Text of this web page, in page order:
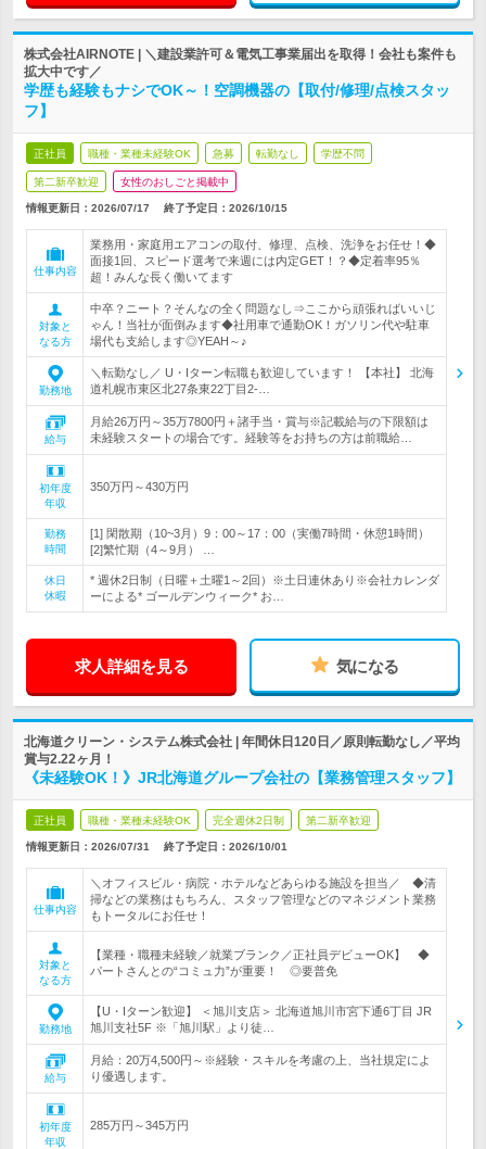
株式会社AIRNOTE | ＼建設業許可＆電気工事業届出を取得！会社も案件も
拡大中です／
学歴も経験もナシでOK～！空調機器の【取付/修理/点検スタッ
フ】
正社員 職種・業種未経験OK 急募 転勤なし 学歴不問
第二新卒歓迎 女性のおしごと掲載中
情報更新日：2026/07/17 終了予定日： 2026/10/15
仕事内容
業務用・家庭用エアコンの取付、修理、点検、洗浄をお任せ！◆
面接1回、スピード選考で来週には内定GET！？◆定着率95％
超！みんな長く働いてます
対象と
なる方
中卒？ニート？そんなの全く問題なし⇒ここから頑張ればいいじ
ゃん！当社が面倒みます◆社用車で通勤OK！ガソリン代や駐車
場代も支給します◎YEAH～♪
勤務地
＼転勤なし／ U・Iターン転職も歓迎しています！ 【本社】 北海
道札幌市東区北27条東22丁目2-…
給与
月給26万円～35万7800円＋諸手当・賞与※記載給与の下限額は
未経験スタートの場合です。経験等をお持ちの方は前職給…
初年度
年収
350万円～430万円
勤務
時間
[1] 閑散期（10~3月）9：00～17：00（実働7時間・休憩1時間）
[2]繁忙期（4～9月） …
休日
休暇
* 週休2日制（日曜＋土曜1～2回）※土日連休あり※会社カレンダ
ーによる* ゴールデンウィーク* お…
求人詳細を見る 気になる
北海道クリーン・システム株式会社 | 年間休日120日／原則転勤なし／平均
賞与2.22ヶ月！
《未経験OK！》JR北海道グループ会社の【業務管理スタッフ】
正社員 職種・業種未経験OK 完全週休2日制 第二新卒歓迎
情報更新日：2026/07/31 終了予定日： 2026/10/01
仕事内容
＼オフィスビル・病院・ホテルなどあらゆる施設を担当／ ◆清
掃などの業務はもちろん、スタッフ管理などのマネジメント業務
もトータルにお任せ！
対象と
なる方
【業種・職種未経験／就業ブランク／正社員デビューOK】 ◆
パートさんとの“コミュ力”が重要！ ◎要普免
勤務地
【U・Iターン歓迎】 ＜旭川支店＞ 北海道旭川市宮下通6丁目 JR
旭川支社5F ※「旭川駅」より徒…
給与
月給：20万4,500円～※経験・スキルを考慮の上、当社規定によ
り優遇します。
初年度
年収
285万円～345万円